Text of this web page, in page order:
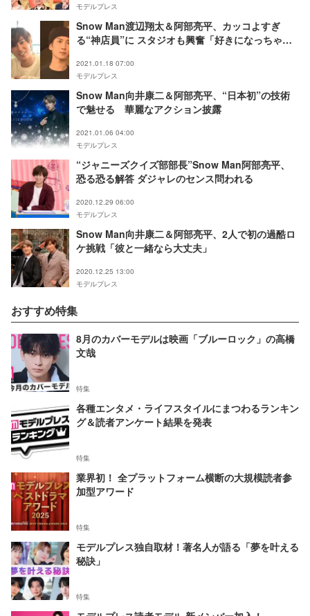
モデルプレス
Snow Man渡辺翔太＆阿部亮平、カッコよすぎ
る“神店員”に スタジオも興奮「好きになっちゃ
2021.01.18 07:00
モデルプレス
Snow Man向井康二＆阿部亮平、“日本初”の技術
で魅せる 華麗なアクション披露
2021.01.06 04:00
モデルプレス
“ジャニーズクイズ部部長”Snow Man阿部亮平、
恐る恐る解答 ダジャレのセンス問われる
2020.12.29 06:00
モデルプレス
Snow Man向井康二＆阿部亮平、2人で初の過酷ロ
ケ挑戦「彼と一緒なら大丈夫」
2020.12.25 13:00
モデルプレス
おすすめ特集
8月のカバーモデルは映画「ブルーロック」の高橋
文哉
特集
各種エンタメ・ライフスタイルにまつわるランキン
グ＆読者アンケート結果を発表
特集
業界初！ 全プラットフォーム横断の大規模読者参
加型アワード
特集
モデルプレス独自取材！著名人が語る「夢を叶える
秘訣」
特集